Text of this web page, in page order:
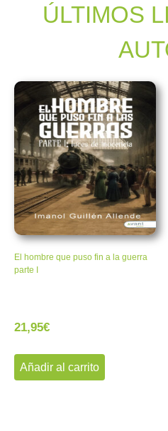
ÚLTIMOS
El hombre que puso fin a la guerra
parte I
21,95€
Añadir al carrito